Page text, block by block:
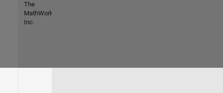
The
MathWorks,
Inc.